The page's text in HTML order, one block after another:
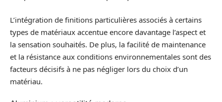
L’intégration de finitions particulières associés à certains
types de matériaux accentue encore davantage l’aspect et
la sensation souhaités. De plus, la facilité de maintenance
et la résistance aux conditions environnementales sont des
facteurs décisifs à ne pas négliger lors du choix d’un
matériau.